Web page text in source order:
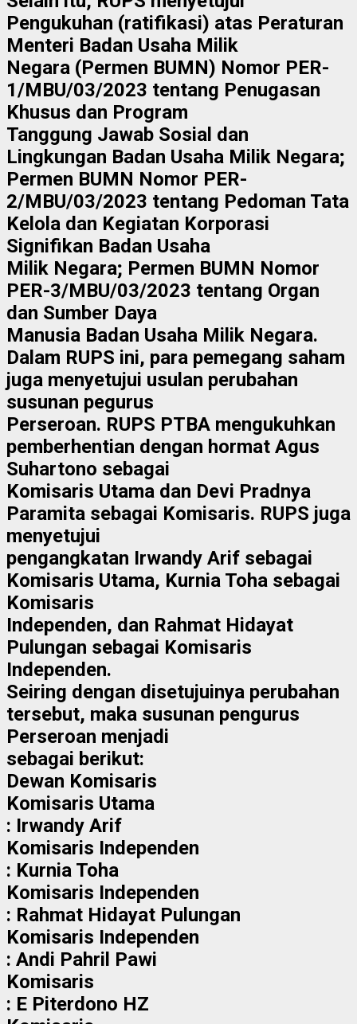
Pengukuhan (ratifikasi) atas Peraturan
Menteri Badan Usaha Milik
Negara (Permen BUMN) Nomor PER-
1/MBU/03/2023 tentang Penugasan
Khusus dan Program
Tanggung Jawab Sosial dan
Lingkungan Badan Usaha Milik Negara;
Permen BUMN Nomor PER-
2/MBU/03/2023 tentang Pedoman Tata
Kelola dan Kegiatan Korporasi
Signifikan Badan Usaha
Milik Negara; Permen BUMN Nomor
PER-3/MBU/03/2023 tentang Organ
dan Sumber Daya
Manusia Badan Usaha Milik Negara.
Dalam RUPS ini, para pemegang saham
juga menyetujui usulan perubahan
susunan pegurus
Perseroan. RUPS PTBA mengukuhkan
pemberhentian dengan hormat Agus
Suhartono sebagai
Komisaris Utama dan Devi Pradnya
Paramita sebagai Komisaris. RUPS juga
menyetujui
pengangkatan Irwandy Arif sebagai
Komisaris Utama, Kurnia Toha sebagai
Komisaris
Independen, dan Rahmat Hidayat
Pulungan sebagai Komisaris
Independen.
Seiring dengan disetujuinya perubahan
tersebut, maka susunan pengurus
Perseroan menjadi
sebagai berikut:
Dewan Komisaris
Komisaris Utama
: Irwandy Arif
Komisaris Independen
: Kurnia Toha
Komisaris Independen
: Rahmat Hidayat Pulungan
Komisaris Independen
: Andi Pahril Pawi
Komisaris
: E Piterdono HZ